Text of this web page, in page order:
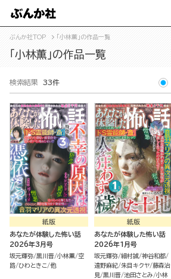
ぶんか社TOP 「小林薫」の作品一覧
「小林薫」の作品一覧
検索結果 33件
紙版
あなたが体験した怖い話
2026年3月号
坂元輝弥 黒川晋 小林薫 空
路 ひわときこ 他
紙版
あなたが体験した怖い話
2026年1月号
坂元輝弥 細村誠 神谷和都
遠野麻紀 朱目キクヤ 藤森治
見 黒川晋 池田さとみ 小林